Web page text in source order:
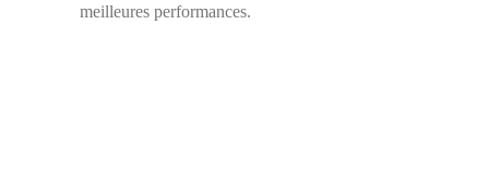
meilleures performances.